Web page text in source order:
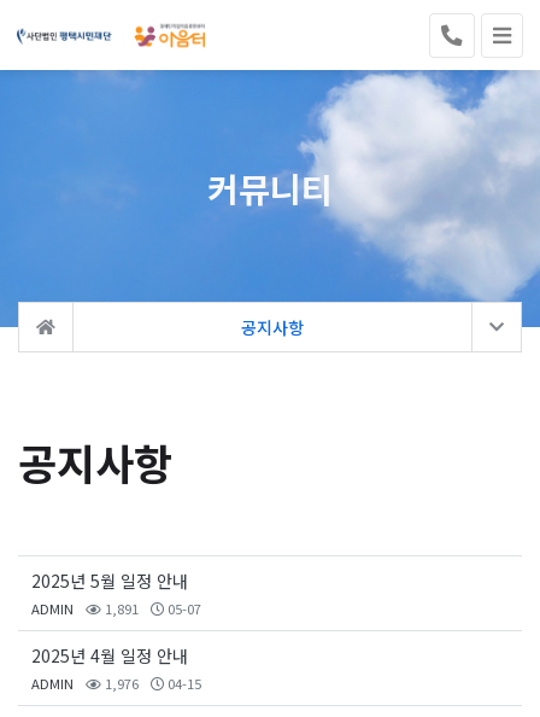
커뮤니티
공지사항
공지사항
2025년 5월 일정 안내
ADMIN 1,891 05-07
2025년 4월 일정 안내
ADMIN 1,976 04-15